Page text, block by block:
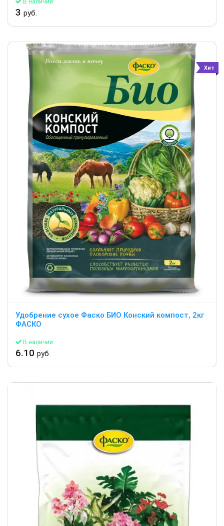
3 руб.
Хит
Удобрение сухое Фаско БИО Конский компост, 2кг
ФАСКО
В наличии
6.10 руб.